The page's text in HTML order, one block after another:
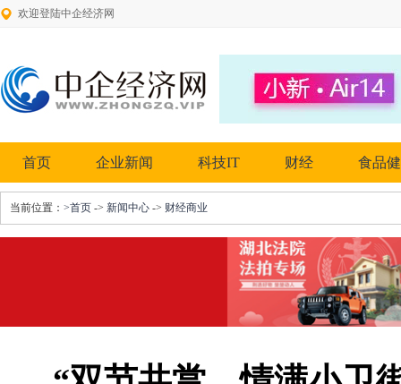
欢迎登陆中企经济网
首页 企业新闻 科技IT 财经 食品
当前位置： >首页 -> 新闻中心 -> 财经商业